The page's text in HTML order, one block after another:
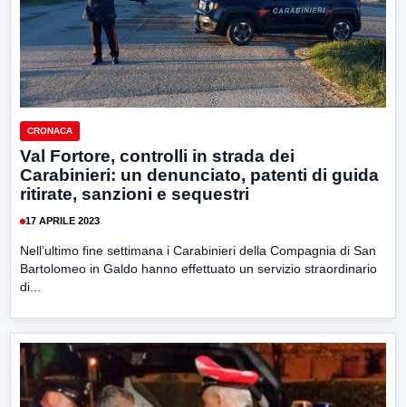
CRONACA
Val Fortore, controlli in strada dei
Carabinieri: un denunciato, patenti di guida
ritirate, sanzioni e sequestri
17 APRILE 2023
Nell’ultimo fine settimana i Carabinieri della Compagnia di San
Bartolomeo in Galdo hanno effettuato un servizio straordinario
di...